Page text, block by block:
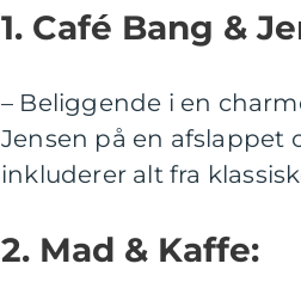
1. Café Bang &
– Beliggende i en
Jensen på en
inkluderer alt fra
2. Mad & Kaffe: